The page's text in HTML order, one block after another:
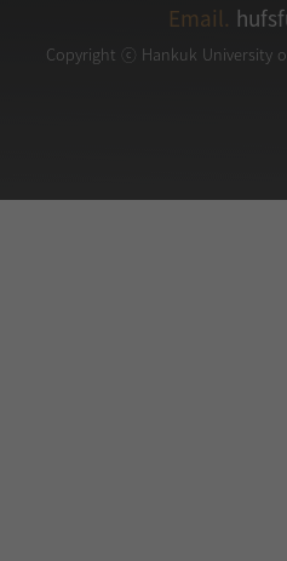
Email.
Copyright ⓒ Hankuk University